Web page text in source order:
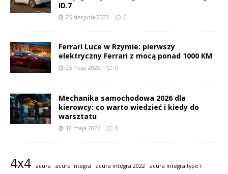
ID.7
25 sierpnia 2023 0
Ferrari Luce w Rzymie: pierwszy
elektryczny Ferrari z mocą ponad 1000 KM
25 maja 2026 0
Mechanika samochodowa 2026 dla
kierowcy: co warto wiedzieć i kiedy do
warsztatu
12 maja 2026 0
4x4 acura acura integra acura integra 2022 acura integra type r